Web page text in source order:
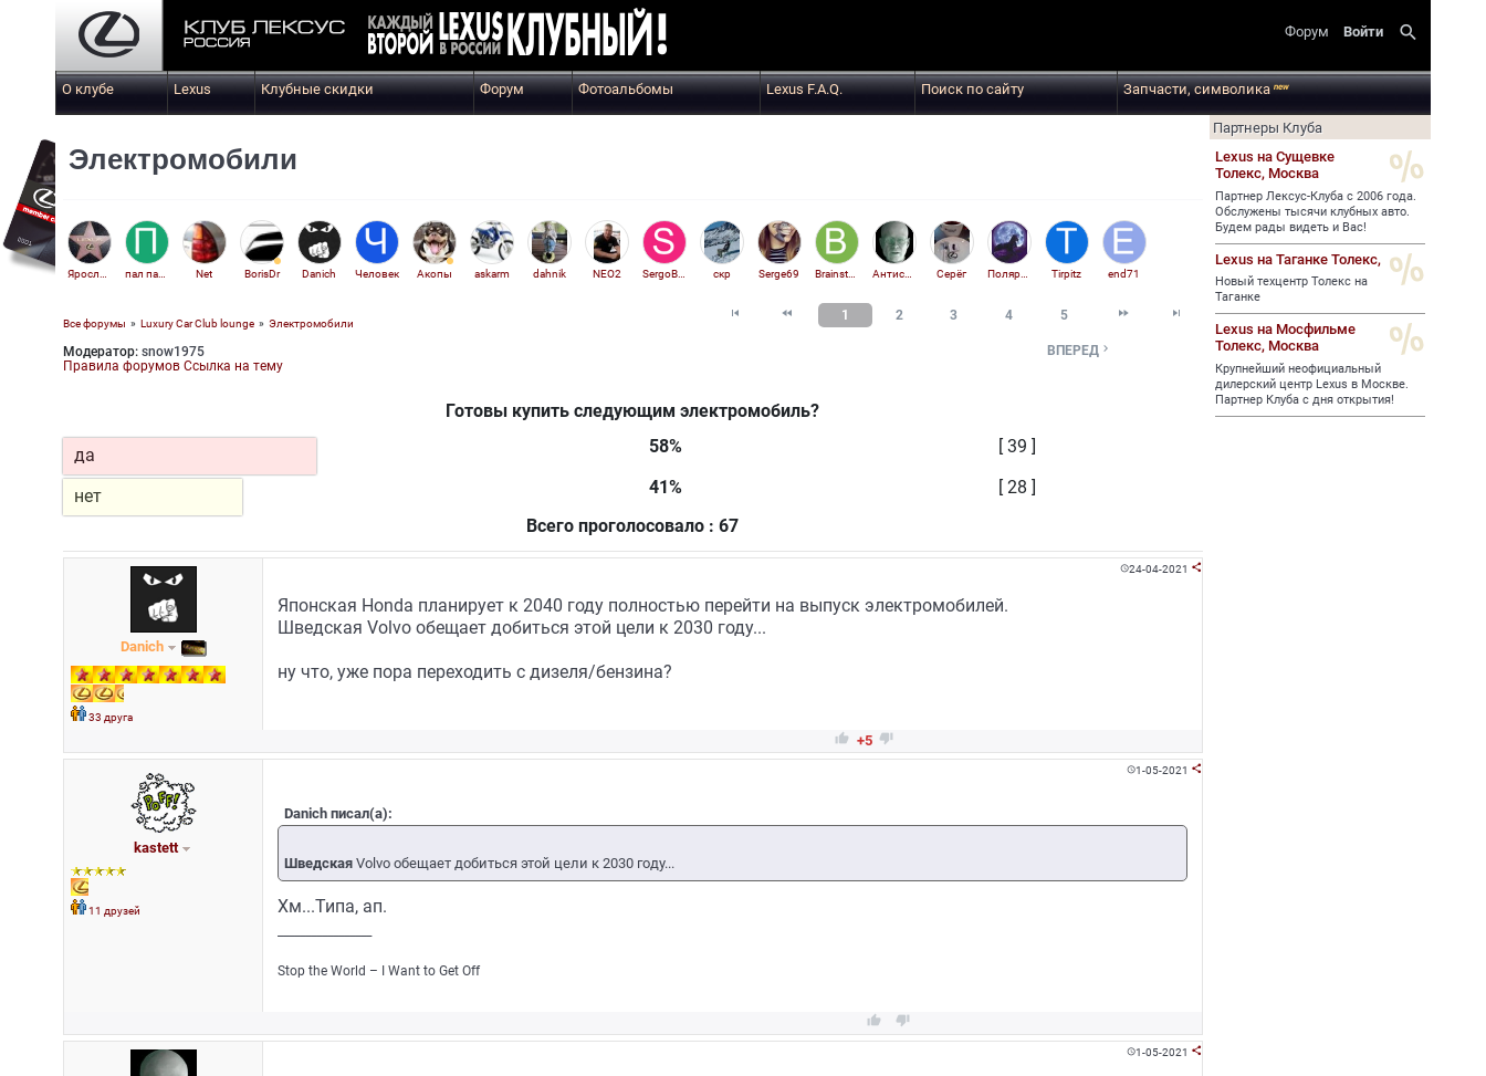
Форум Войти search
О клубе Lexus Клубные скидки Форум Фотоальбомы Lexus F.A.Q. Поиск по сайту Запчасти, символикаnew
Электромобили
пал палыч Net BorisDr Danich Человек Акопы askarm dahnik NEO2 SergoBSA скр Serge69 Brainstorm Антисатин Серёг Полярная звезда Tirpitz end71
Alex Dnepr
Все форумы » Luxury Car Club lounge» Электромобили
Модератор: snow1975
Правила форумов Ссылка на тему
  1 2 3 4 5  
ВПЕРЕД 
Готовы купить следующим электромобиль?
да 58% [ 39 ]
нет 41%
[ 28 ]
Всего проголосовало : 67
Danich
33 друга
24-04-2021 
Японская Honda планирует к 2040 году полностью перейти на выпуск электромобилей.
Шведская Volvo обещает добиться этой цели к 2030 году...
ну что, уже пора переходить с дизеля/бензина?
 +5 
kastett
11 друзей
1-05-2021 
Danich писал(а):
ШведскаяVolvo обещает добиться этой цели к 2030 году...
Хм...Типа, ап.
Stop the World – I Want to Get Off
 
1-05-2021 
Партнеры Клуба
Lexus на Сущевке
Толекс, Москва
Партнер Лексус-Клуба с 2006 года.
Обслужены тысячи клубных авто.
Будем рады видеть и Вас!
Lexus на Таганке Толекс,
Новый техцентр Толекс на
Таганке
Lexus на Мосфильме
Толекс, Москва
Крупнейший неофициальный
дилерский центр Lexus в Москве.
Партнер Клуба с дня открытия!